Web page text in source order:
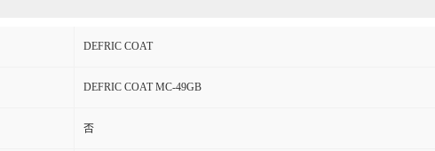
DEFRIC COAT
DEFRIC COAT MC-49GB
否